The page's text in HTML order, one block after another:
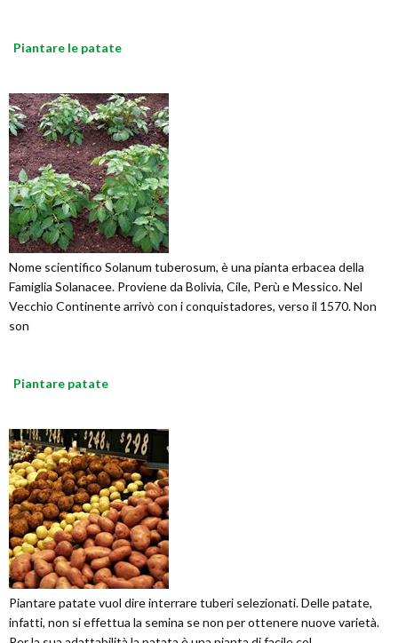
Piantare le patate
Nome scientifico Solanum tuberosum, è una pianta erbacea della
Famiglia Solanacee. Proviene da Bolivia, Cile, Perù e Messico. Nel
Vecchio Continente arrivò con i conquistadores, verso il 1570. Non
son
Piantare patate
Piantare patate vuol dire interrare tuberi selezionati. Delle patate,
infatti, non si effettua la semina se non per ottenere nuove varietà.